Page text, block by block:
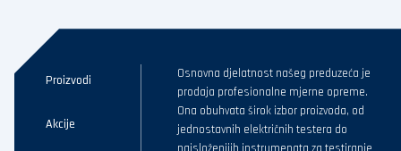
Proizvodi
Akcije
Osnovna djelatnost našeg preduzeća je
prodaja profesionalne mjerne opreme.
Ona obuhvata širok izbor proizvoda, od
jednostavnih električnih testera do